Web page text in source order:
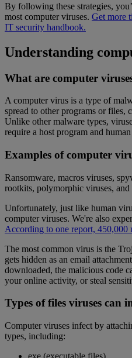
By following these strategies,
most computer viruses. Get more
IT security handbook.
Understanding
What are computer
A computer virus is a type of
spread to other programs or files,
Unlike other malware types,
require a host program and
Examples of computer
Ransomware, macros viruses,
rootkits, polymorphic viruses,
Unfortunately, just like human
computer viruses. We're also
According to one report, 450,000
The most common virus is the
gets hidden as an email
downloaded, the malicious code
your online activity, or steal
Types of files viruses can
Computer viruses infect by
types, including: